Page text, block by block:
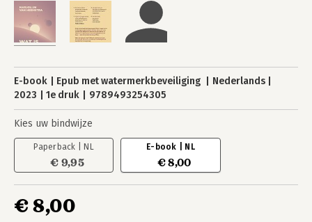
E-book Epub met watermerkbeveiliging
Nederlands
2023
1e druk 9789493254305
Kies uw bindwijze
Paperback | NL
€ 9,95
E-book | NL
€ 8,00
€ 8,00